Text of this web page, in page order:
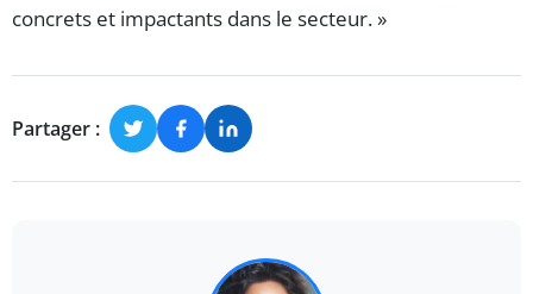
concrets et impactants dans le secteur. »
Partager :